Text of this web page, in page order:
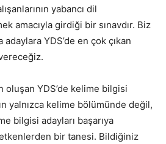
yabancı dil
amacıyla girdiği bir sınavdır. Biz
adaylara YDS’de en çok çıkan
oluşan YDS’de kelime bilgisi
yalnızca kelime bölümünde değil,
bilgisi adayları başarıya
bir tanesi. Bildiğiniz